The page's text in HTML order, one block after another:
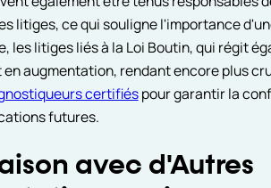
litiges, ce qui souligne l'importance
les litiges liés à la Loi Boutin, qui régit
augmentation, rendant encore plus
certifiéspour garantir la
futures.
avec d'Autres